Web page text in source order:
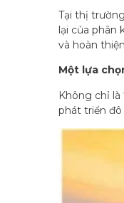
Tại thị
lại của phân
và hoàn
Một lựa
Không chỉ
phát triển